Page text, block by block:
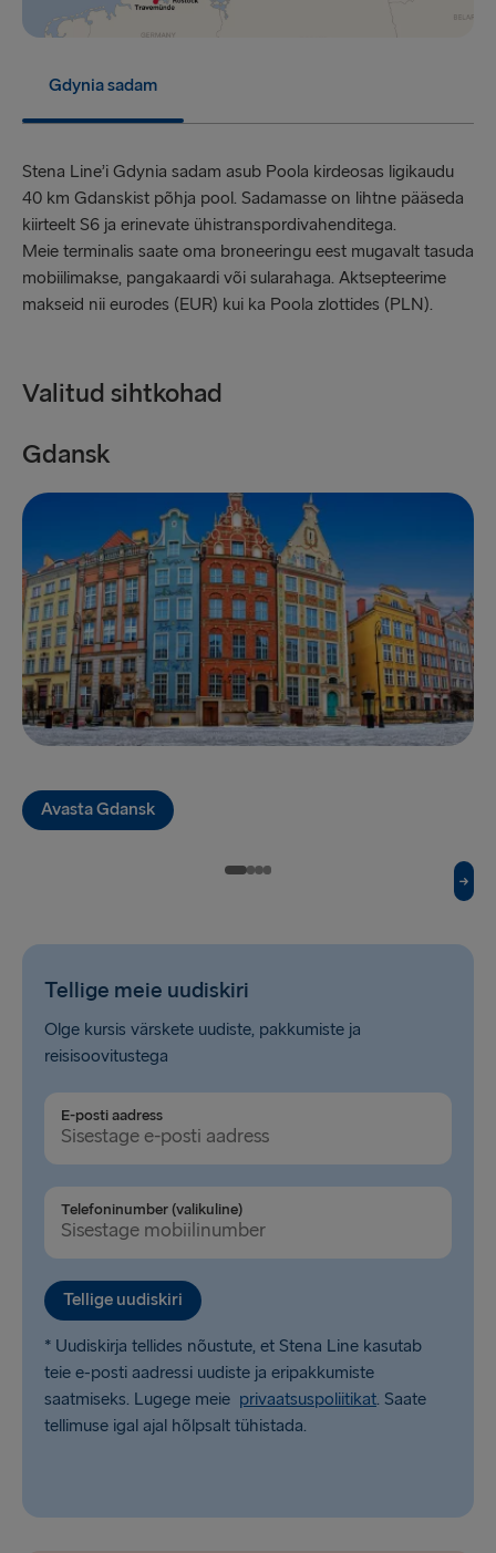
Frederikshavn → Gothenburg
Grenaa → Halmstad
Holyhead → Dublin
Liverpool → Belfast
Harwich → Hook of Holland
Trelleborg → Rostock
Kiel → Gothenburg
Halmstad → Grenaa
Karlskrona → Gdynia
Dublin → Holyhead
Belfast → Liverpool
Belfast → Cairnryan
Hook of Holland → Harwich
Rosslare → Fishguard
Gdynia sadam
Stena Line’i Gdynia sadam asub Poola kirdeosas ligikaudu
40 km Gdanskist põhja pool. Sadamasse on lihtne pääseda
kiirteelt S6 ja erinevate ühistranspordivahenditega.
Meie terminalis saate oma broneeringu eest mugavalt tasuda
mobiilimakse, pangakaardi või sularahaga. Aktsepteerime
makseid nii eurodes (EUR) kui ka Poola zlottides (PLN).
Valitud sihtkohad
Gdansk
Avasta Gdansk
Tellige meie uudiskiri
Olge kursis värskete uudiste, pakkumiste ja
reisisoovitustega
E-posti aadress
Telefoninumber (valikuline)
Tellige uudiskiri
* Uudiskirja tellides nõustute, et Stena Line kasutab
teie e-posti aadressi uudiste ja eripakkumiste
saatmiseks. Lugege meie privaatsuspoliitikat. Saate
tellimuse igal ajal hõlpsalt tühistada.